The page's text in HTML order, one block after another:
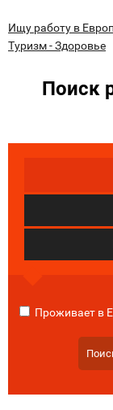
Ищу работу в
Туризм - Здоровье
Поиск
Проживает в